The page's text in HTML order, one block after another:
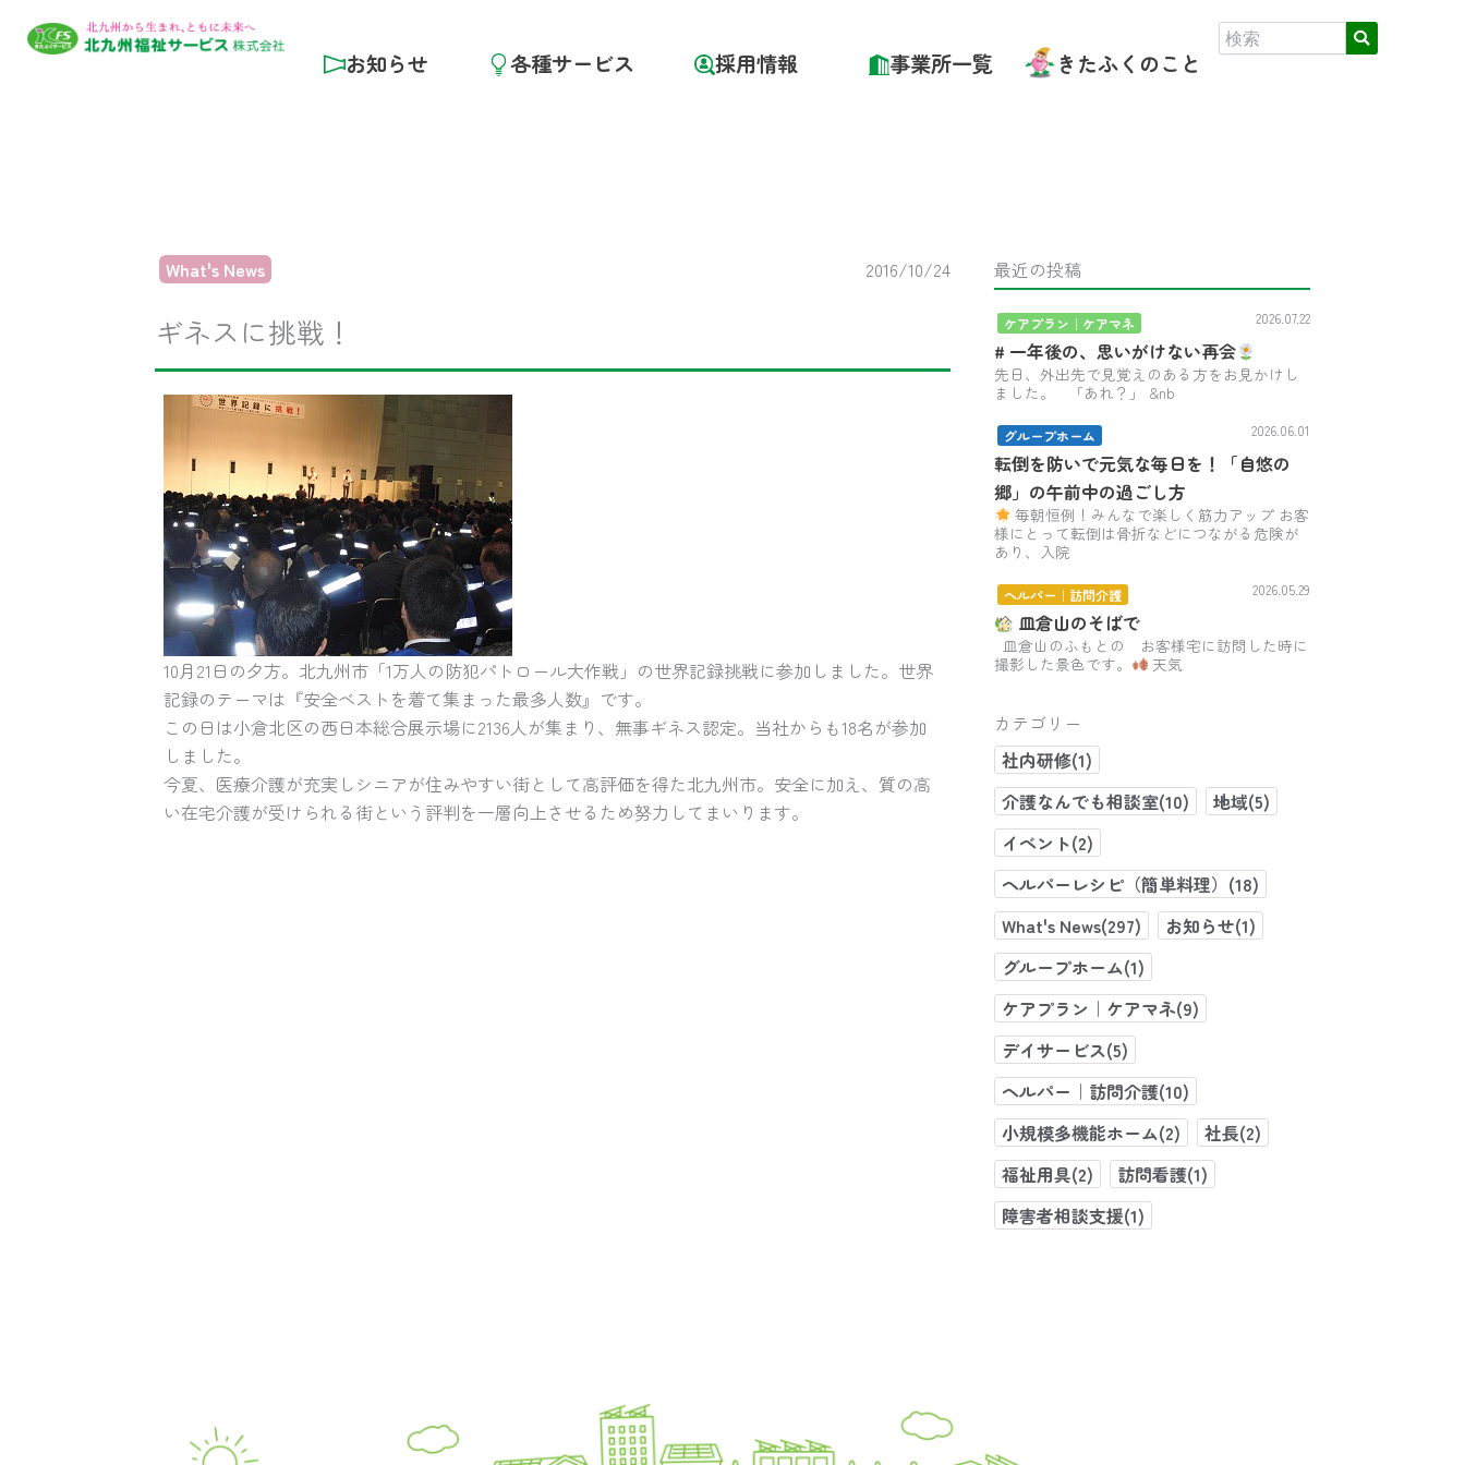
お知らせ 各種サービス 採用情報 事業所一覧 きたふくのこと
What's News 2016/10/24
ギネスに挑戦！
10月21日の夕方。北九州市「1万人の防犯パトロール大作戦」の世界記録挑戦に参加しました。世界
記録のテーマは『安全ベストを着て集まった最多人数』です。
この日は小倉北区の西日本総合展示場に2136人が集まり、無事ギネス認定。当社からも18名が参加
しました。
今夏、医療介護が充実しシニアが住みやすい街として高評価を得た北九州市。安全に加え、質の高
い在宅介護が受けられる街という評判を一層向上させるため努力してまいります。
最近の投稿
ケアプラン｜ケアマネ 2026.07.22
# 一年後の、思いがけない再会
先日、外出先で見覚えのある方をお見かけし
ました。 「あれ？」 &nb
グループホーム 2026.06.01
転倒を防いで元気な毎日を！「自悠の
郷」の午前中の過ごし方
毎朝恒例！みんなで楽しく筋力アップ お客
様にとって転倒は骨折などにつながる危険が
あり、入院
ヘルパー｜訪問介護 2026.05.29
皿倉山のそばで
皿倉山のふもとの お客様宅に訪問した時に
撮影した景色です。
天気
カテゴリー
社内研修(1)
介護なんでも相談室(10)
地域(5)
イベント(2)
ヘルパーレシピ（簡単料理）(18)
What's News(297)
お知らせ(1)
グループホーム(1)
ケアプラン｜ケアマネ(9)
デイサービス(5)
ヘルパー｜訪問介護(10)
小規模多機能ホーム(2)
社長(2)
福祉用具(2)
訪問看護(1)
障害者相談支援(1)